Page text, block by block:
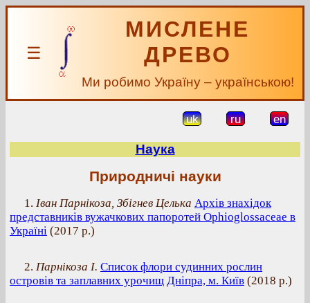
☰
МИСЛЕНЕ
ДРЕВО
Ми робимо Україну – українською!
uk ru en
Наука
Природничі науки
1. Іван Парнікоза, Збігнев Целька Архів знахідок
представників вужачкових папоротей Ophioglossaceae в
Україні (2017 р.)
2. Парнікоза І. Список флори судинних рослин
островів та заплавних урочищ Дніпра, м. Київ (2018 р.)